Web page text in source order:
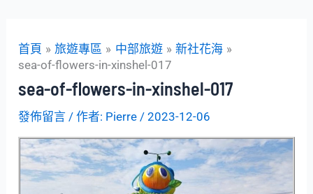
首頁 旅遊專區 中部旅遊
新社花海
sea-of-flowers-in-xinshel-017
sea-of-flowers-in-xinshel-017
發佈留言 / 作者: Pierre /2023-12-06